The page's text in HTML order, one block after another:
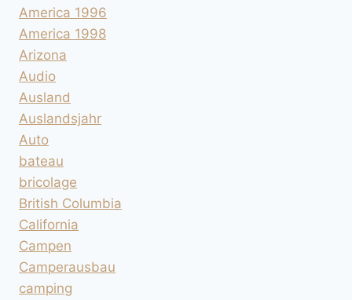
America 1996
America 1998
Arizona
Audio
Ausland
Auslandsjahr
Auto
bateau
bricolage
British Columbia
California
Campen
Camperausbau
camping